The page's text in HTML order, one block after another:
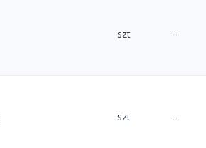
szt –
szt –